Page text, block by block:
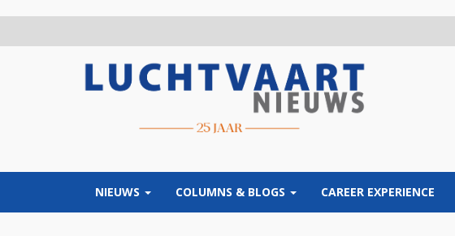
NIEUWS COLUMNS & BLOGS CAREER EXPERIENCE